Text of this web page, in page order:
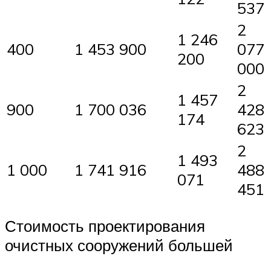
537
400 1 453 900
1 246
200
2
077
000
900 1 700 036
1 457
174
2
428
623
1 000 1 741 916
1 493
071
2
488
451
Стоимость проектирования
очистных сооружений большей